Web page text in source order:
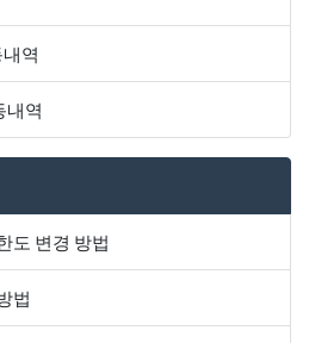
역
내역
도 변경 방법
법